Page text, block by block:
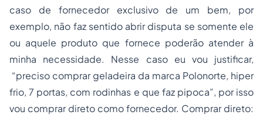
caso de fornecedor exclusivo de um bem, por
exemplo, não faz sentido abrir disputa se somente ele
ou aquele produto que fornece poderão atender à
minha necessidade. Nesse caso eu vou justificar,
“preciso comprar geladeira da marca Polonorte, hiper
frio, 7 portas, com rodinhas e que faz pipoca”, por isso
vou comprar direto como fornecedor. Comprar direto: